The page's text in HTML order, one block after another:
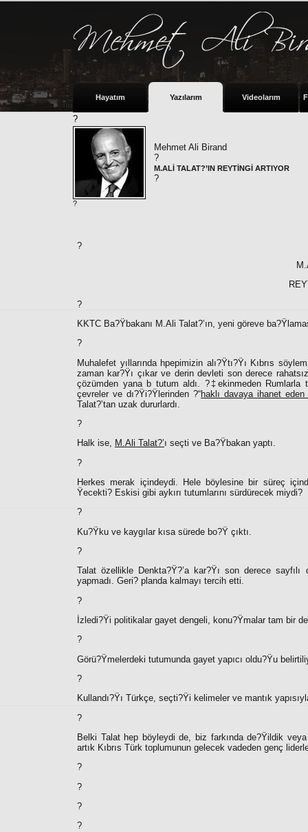
Hayatım Yazılarım Videolarım
?
Mehmet Ali Birand
?
M.ALİ TALAT?’IN REYTİNGİ ARTIYOR
?
?
?
?
KKTC Ba?Ÿbakanı M.Ali Talat?’ın, yeni göreve
?
Muhalefet yıllarında hpepimizin alı?Ÿtı?Ÿı Kıbrıs
zaman kar?Ÿı çıkar ve derin devleti son derece
çözümden yana b tutum aldı. ?‡ekinmeden Rumlarla
çevreler ve dı?Ÿi?Ÿlerinden ?“haklı davaya ihanet eden
Talat?’tan uzak dururlardı.
?
Halk ise, M.Ali Talat?’ı seçti ve Ba?Ÿbakan yaptı.
?
Herkes merak içindeydi. Hele böylesine bir süreç
Ÿecekti? Eskisi gibi aykırı tutumlarını sürdürecek miydi?
?
Ku?Ÿku ve kaygılar kısa sürede bo?Ÿ çıktı.
?
Talat özellikle Denkta?Ÿ?’a kar?Ÿı son derece
yapmadı. Geri? planda kalmayı tercih etti.
?
İzledi?Ÿi politikalar gayet dengeli, konu?Ÿmalar tam bir
?
Görü?Ÿmelerdeki tutumunda gayet yapıcı oldu?Ÿu
?
Kullandı?Ÿı Türkçe, seçti?Ÿi kelimeler ve mantık
?
Belki Talat hep böyleydi de, biz farkında de?Ÿildik
artık Kıbrıs Türk toplumunun gelecek vadeden genç
?
?
?
?